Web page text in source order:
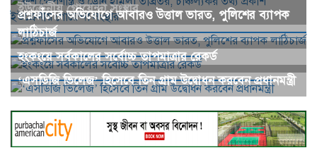
ইউক্রেনীয় গোয়েন্দা সংস্থার
প্রশ্নফাঁসের অভিযোগে আবারও উত্তাল ভারত, পুলিশের ব্যাপক
লাঠিচার্জ
হংকংয়ে সর্বকালের সর্বোচ্চ তাপমাত্রার রেকর্ড
‘এসডিজি ভিলেজ’ হিসেবে তিন গ্রাম উদ্বোধন করবেন প্রধানমন্ত্রী